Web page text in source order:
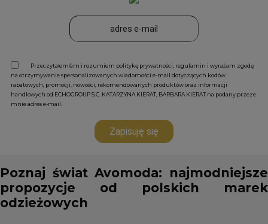
Przeczytałem/am i rozumiem politykę prywatności, regulamin i wyrażam zgodę
na otrzymywanie spersonalizowanych wiadomości e-mail dotyczących kodów
rabatowych, promocji, nowości, rekomendowanych produktów oraz informacji
handlowych od ECHOGROUP S.C. KATARZYNA KIERAT, BARBARA KIERAT na podany przeze
mnie adres e-mail.
Zapisuję się
Poznaj świat Avomoda: najmodniejsze
propozycje od polskich marek
odzieżowych